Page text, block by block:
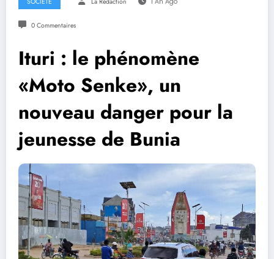
0 Commentaires
Ituri : le phénomène
«Moto Senke», un
nouveau danger pour la
jeunesse de Bunia